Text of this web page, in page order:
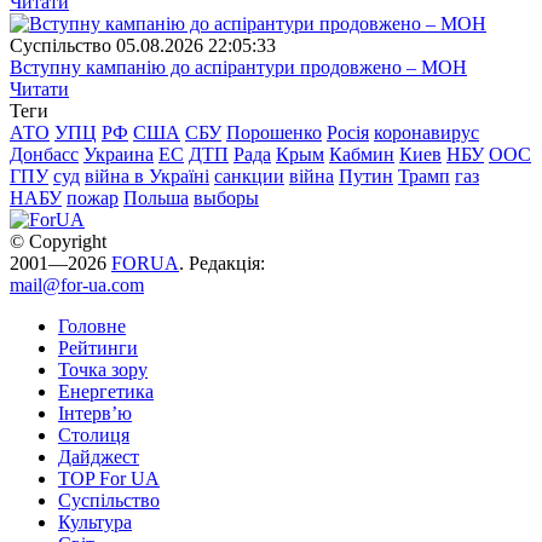
Суспiльство 05.08.2026 22:05:33
Вступну кампанію до аспірантури продовжено – МОН
Читати
Теги
АТО УПЦ РФ США СБУ Порошенко Росія коронавирус
Донбасс Украина ЕС ДТП Рада Крым Кабмин Киев НБУ ООС
ГПУ суд війна в Україні санкции війна Путин Трамп газ
НАБУ пожар Польша выборы
© Copyright
2001—2026 FORUA. Редакція:
mail@for-ua.com
Головне
Рейтинги
Точка зору
Енергетика
Інтерв’ю
Столиця
Дайджест
TOP For UA
Суспiльство
Культура